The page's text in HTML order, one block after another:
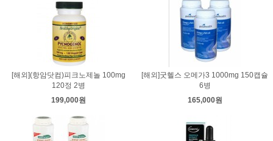
[해외](항암닷컴)피크노제놀 100mg
120정 2병
199,000원
[해외]굿헬스 오메가3 1000mg 150캡슐
6병
165,000원